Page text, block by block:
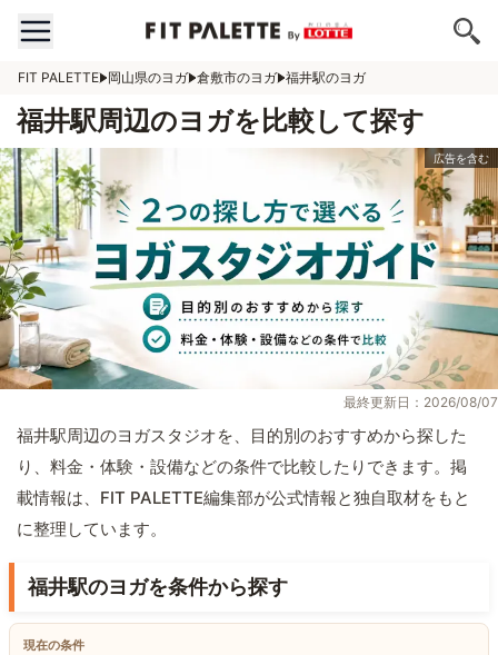
FIT PALETTE 岡山県のヨガ 倉敷市のヨガ 福井駅のヨガ
福井駅周辺のヨガを比較して探す
最終更新日：2026/08/07
福井駅周辺のヨガスタジオを、目的別のおすすめから探した
り、料金・体験・設備などの条件で比較したりできます。掲
載情報は、FIT PALETTE編集部が公式情報と独自取材をもと
に整理しています。
福井駅のヨガを条件から探す
現在の条件